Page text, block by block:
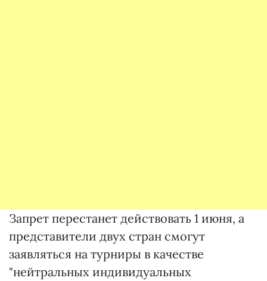
Запрет перестанет действовать 1 июня, а
представители двух стран смогут
заявляться на турниры в качестве
"нейтральных индивидуальных